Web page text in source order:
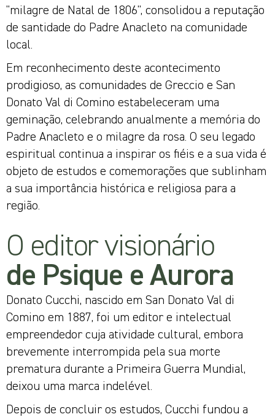
"milagre de Natal de 1806", consolidou a reputação
de santidade do Padre Anacleto na comunidade
local.
Em reconhecimento deste acontecimento
prodigioso, as comunidades de Greccio e San
Donato Val di Comino estabeleceram uma
geminação, celebrando anualmente a memória do
Padre Anacleto e o milagre da rosa. O seu legado
espiritual continua a inspirar os fiéis e a sua vida é
objeto de estudos e comemorações que sublinham
a sua importância histórica e religiosa para a
região.
O editor visionário
de Psique e Aurora
Donato Cucchi, nascido em San Donato Val di
Comino em 1887, foi um editor e intelectual
empreendedor cuja atividade cultural, embora
brevemente interrompida pela sua morte
prematura durante a Primeira Guerra Mundial,
deixou uma marca indelével.
Depois de concluir os estudos, Cucchi fundou a